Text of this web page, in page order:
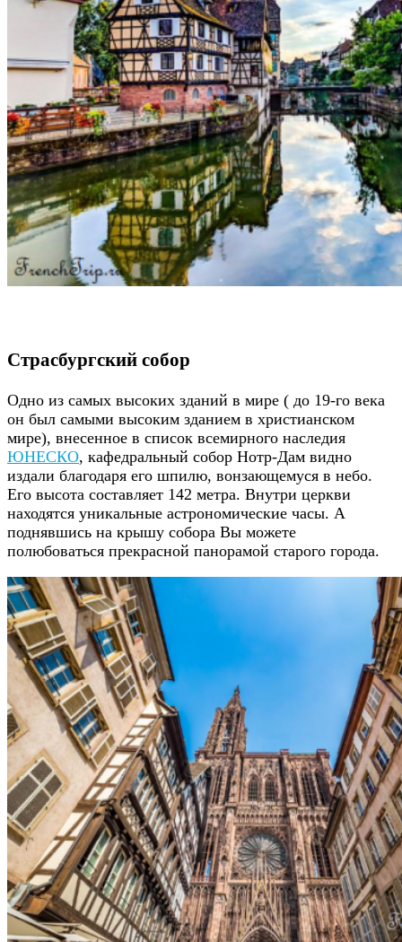
Страсбургский собор
Одно из самых высоких зданий в мире ( до 19-го века
он был самыми высоким зданием в христианском
мире), внесенное в список всемирного наследия
ЮНЕСКО, кафедральный собор Нотр-Дам видно
издали благодаря его шпилю, вонзающемуся в небо.
Его высота составляет 142 метра. Внутри церкви
находятся уникальные астрономические часы. А
поднявшись на крышу собора Вы можете
полюбоваться прекрасной панорамой старого города.